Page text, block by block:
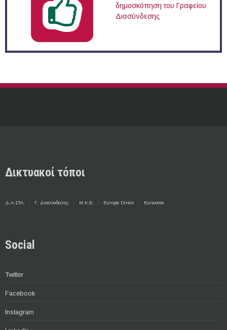
δημοσκόπηση του Γραφείου
Διασύνδεσης
Δικτυακοί τόποι
Δ.Α.ΣΤΑ. Γ. Διασύνδεσης Μ.Κ.Ε. Europe Direct Euraxess
Social
Twitter
Facebook
Instagram